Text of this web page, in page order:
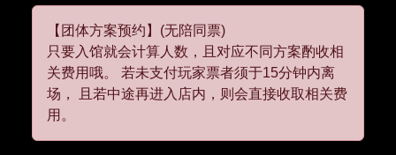
【团体方案预约】(无陪同票)
只要入馆就会计算人数，且对应不同方案酌收相
关费用哦。 若未支付玩家票者须于15分钟内离
场， 且若中途再进入店内，则会直接收取相关费
用。